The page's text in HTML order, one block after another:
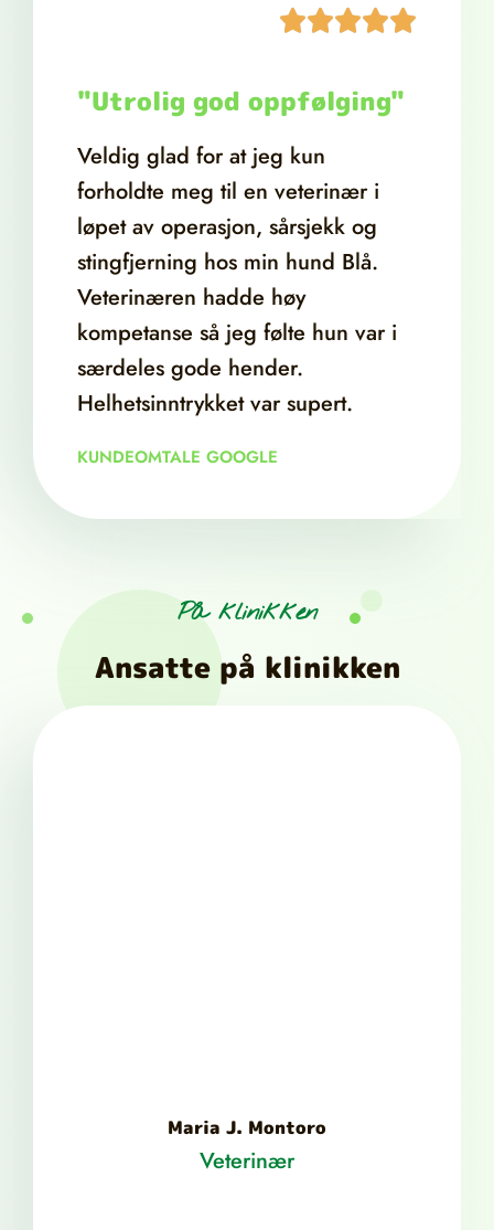

"Utrolig god oppfølging"
Veldig glad for at jeg kun
forholdte meg til en veterinær i
løpet av operasjon, sårsjekk og
stingfjerning hos min hund Blå.
Veterinæren hadde høy
kompetanse så jeg følte hun var i
særdeles gode hender.
Helhetsinntrykket var supert.
KUNDEOMTALE GOOGLE
På klinikken
Ansatte på klinikken
Maria J. Montoro
Veterinær